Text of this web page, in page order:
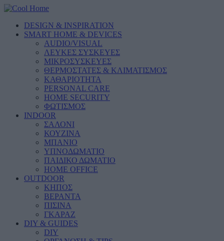
DESIGN & INSPIRATION
SMART HOME & DEVICES
AUDIO/VISUAL
ΛΕΥΚΕΣ ΣΥΣΚΕΥΕΣ
ΜΙΚΡΟΣΥΣΚΕΥΕΣ
ΘΕΡΜΟΣΤΑΤΕΣ & ΚΛΙΜΑΤΙΣΜΟΣ
ΚΑΘΑΡΙΟΤΗΤΑ
PERSONAL CARE
HOME SECURITY
ΦΩΤΙΣΜΟΣ
INDOOR
ΣΑΛΟΝΙ
ΚΟΥΖΙΝΑ
ΜΠΑΝΙΟ
ΥΠΝΟΔΩΜΑΤΙΟ
ΠΑΙΔΙΚΟ ΔΩΜΑΤΙΟ
HOME OFFICE
OUTDOOR
ΚΗΠΟΣ
ΒΕΡΑΝΤΑ
ΠΙΣΙΝΑ
ΓΚΑΡΑΖ
DIY & GUIDES
DIY